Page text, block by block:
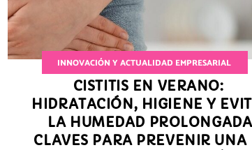
INNOVACIÓN Y ACTUALIDAD EMPRESARIAL
CISTITIS EN VERANO:
HIDRATACIÓN, HIGIENE Y
LA HUMEDAD
CLAVES PARA PREVENIR UNA